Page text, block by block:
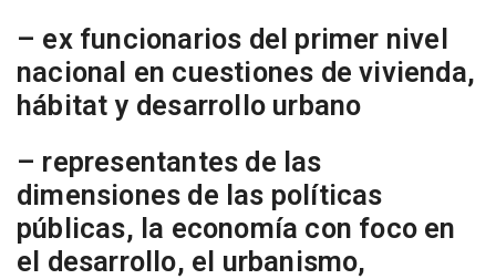
– ex funcionarios del primer nivel
nacional en cuestiones de vivienda,
hábitat y desarrollo urbano
– representantes de las
dimensiones de las políticas
públicas, la economía con foco en
el desarrollo, el urbanismo,